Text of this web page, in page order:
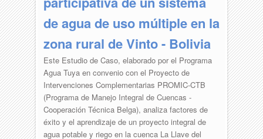
de agua de uso múltiple en la
zona rural de Vinto - Bolivia
Este Estudio de Caso, elaborado por el Programa
Agua Tuya en convenio con el Proyecto de
Intervenciones Complementarias PROMIC-CTB
(Programa de Manejo Integral de Cuencas -
Cooperación Técnica Belga), analiza factores de
éxito y el aprendizaje de un proyecto integral de
agua potable y riego en la cuenca La Llave del